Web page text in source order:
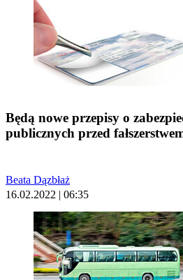
Będą nowe przepisy o
publicznych przed
Beata Dązbłaż
16.02.2022 | 06:35